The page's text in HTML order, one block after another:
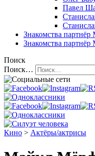
Павел
Знакомства партнёр
Знакомства партнёр
Поиск
Поиск…
Кино > Актёры/актрисы